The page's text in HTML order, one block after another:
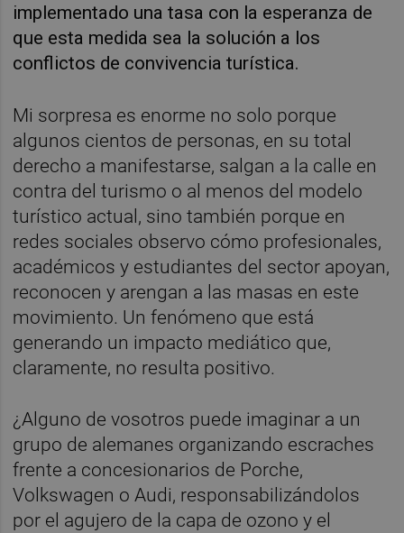
implementado una tasa con la esperanza de
que esta medida sea la solución a los
conflictos de convivencia turística.
Mi sorpresa es enorme no solo porque
algunos cientos de personas, en su total
derecho a manifestarse, salgan a la calle en
contra del turismo o al menos del modelo
turístico actual, sino también porque en
redes sociales observo cómo profesionales,
académicos y estudiantes del sector apoyan,
reconocen y arengan a las masas en este
movimiento. Un fenómeno que está
generando un impacto mediático que,
claramente, no resulta positivo.
¿Alguno de vosotros puede imaginar a un
grupo de alemanes organizando escraches
frente a concesionarios de Porche,
Volkswagen o Audi, responsabilizándolos
por el agujero de la capa de ozono y el